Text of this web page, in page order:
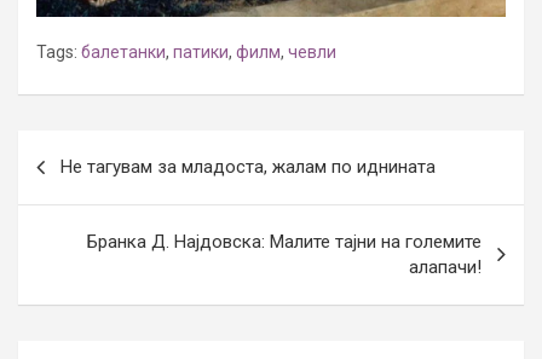
Tags: балетанки, патики, филм, чевли
navigation
Не тагувам за младоста, жалам по иднината
Бранка Д. Најдовска: Малите тајни на големите
алапачи!